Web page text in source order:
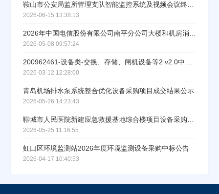
鞍山市公安局监所管理支队智能监控系统及视频会议终端设备公开招标采购项目结果公告
2026-06-15 13:38:13
2026年中国电信股份有限公司南平分公司大楼和机房消防系统维护项目设备采购中标公示
2026-05-08 09:57:24
200962461-设备类-交换、存储、闸机设备等2 v2.0中标公示
2026-03-12 12:28:00
青岛机场排水泵系统整合优化设备采购项目成交结果公示
2026-05-26 14:23:43
聊城市人民医院新建应急救援基地综合楼项目设备采购项目四标段循环水泵中标结果公示
2026-05-25 11:16:55
虹口区环境监测站2026年度环境监测设备采购中标公告
2026-04-17 10:40:53